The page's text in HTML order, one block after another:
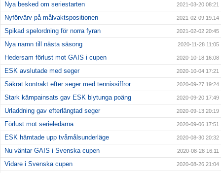
Nya besked om seriestarten 2021-03-20 08:21
Nyförvärv på målvaktspositionen 2021-02-09 19:14
Spikad spelordning för norra fyran 2021-02-02 20:45
Nya namn till nästa säsong 2020-11-28 11:05
Hedersam förlust mot GAIS i cupen 2020-10-18 16:08
ESK avslutade med seger 2020-10-04 17:21
Säkrat kontrakt efter seger med tennissiffror 2020-09-27 19:24
Stark kämpainsats gav ESK blytunga poäng 2020-09-20 17:49
Urladdning gav efterlängtad seger 2020-09-13 20:19
Förlust mot serieledarna 2020-09-06 17:51
ESK hämtade upp tvåmålsunderläge 2020-08-30 20:32
Nu väntar GAIS i Svenska cupen 2020-08-28 16:11
Vidare i Svenska cupen 2020-08-26 21:04